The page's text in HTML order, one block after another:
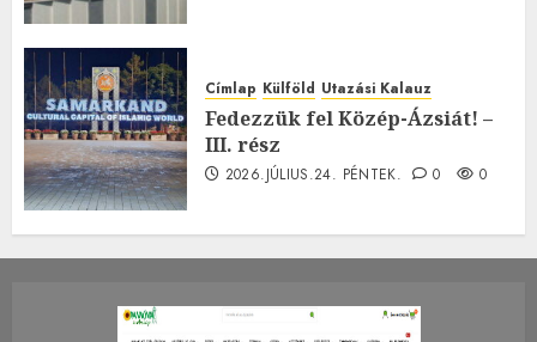
Címlap Külföld Utazási Kalauz
Fedezzük fel Közép-Ázsiát! –
III. rész
2026.JÚLIUS.24. PÉNTEK. 0 0